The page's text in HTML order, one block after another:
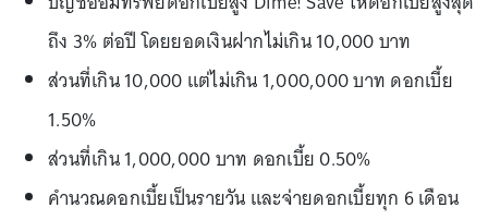
ถึง 3% ต่อปี โดยยอดเงินฝากไม่เกิน 10,000 บาท
ส่วนที่เกิน 10,000 แต่ไม่เกิน 1,000,000 บาท ดอกเบี้ย
1.50%
ส่วนที่เกิน 1,000,000 บาท ดอกเบี้ย 0.50%
คำนวณดอกเบี้ยเป็นรายวัน และจ่ายดอกเบี้ยทุก 6 เดือน